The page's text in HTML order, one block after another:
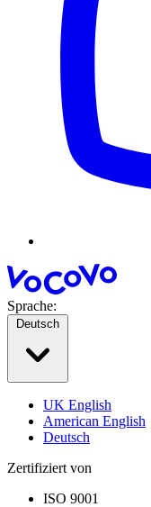
Sprache:
Deutsch
UK English
American English
Deutsch
Zertifiziert von
ISO 9001